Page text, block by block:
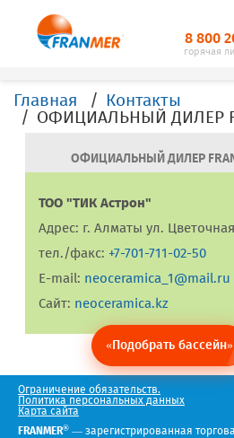
8 800
горячая
Главная
Контакты
ОФИЦИАЛЬНЫЙ ДИЛЕР
ТОО "ТИК Астрон"
Адрес: г. Алматы ул.
тел./факс: +7-701-711-02-50
E-mail: neoceramica_1@mail.ru
Сайт: neoceramica.kz
«Подобрать бассейн»
Ограничение обязательств.
Политика персональных данных
Карта сайта
FRANMER® — зарегистрированная